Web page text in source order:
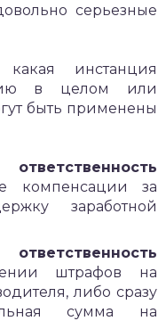
серьезные
инстанция
в целом или
быть применены
компенсации за
заработной
штрафов на
либо сразу
сумма на